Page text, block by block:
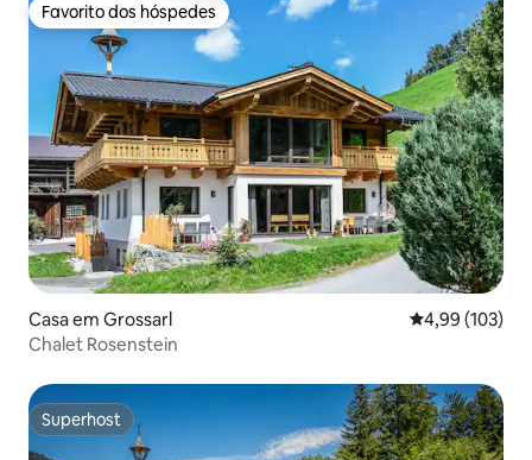
Favorito dos hóspedes
Favorito dos hóspedes
Casa em Grossarl Classificação
4,99 (103)
Chalet Rosenstein
Superhost
Superhost